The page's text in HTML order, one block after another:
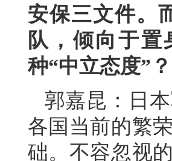
安保三文件。
队，倾向于
种“中立态度”？
郭嘉昆：日
各国当前的繁
础。不容忽视